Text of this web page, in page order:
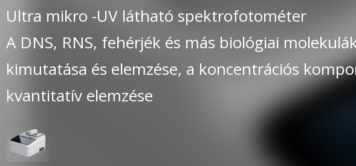
Ultra mikro -UV látható spektrofotométer
A DNS, RNS, fehérjék és más biológiai
kimutatása és elemzése, a koncentrációs
kvantitatív elemzése